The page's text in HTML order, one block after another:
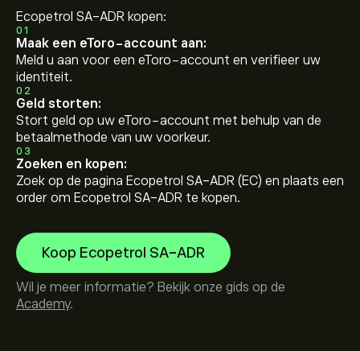
Ecopetrol SA-ADR kopen:
01
Maak een eToro-account aan:
Meld u aan voor een eToro-account en verifieer uw
identiteit.
02
Geld storten:
Stort geld op uw eToro-account met behulp van de
betaalmethode van uw voorkeur.
03
Zoeken en kopen:
Zoek op de pagina Ecopetrol SA-ADR (EC) en plaats een
order om Ecopetrol SA-ADR te kopen.
Koop Ecopetrol SA-ADR
Wil je meer informatie? Bekijk onze gids op de
Academy.